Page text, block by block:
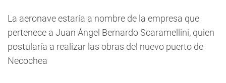
La aeronave estaría a nombre de la empresa que
pertenece a Juan Ángel Bernardo Scaramellini, quien
postularía a realizar las obras del nuevo puerto de
Necochea